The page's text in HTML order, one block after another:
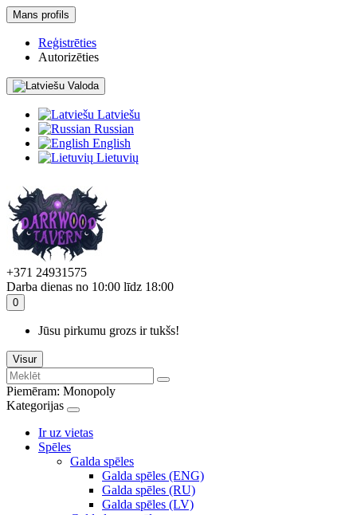
Mans profils
Reģistrēties
Autorizēties
Valoda
Latviešu
Russian
English
Lietuvių
+371 24931575
Darba dienas no 10:00 līdz 18:00
0
Jūsu pirkumu grozs ir tukšs!
Visur
Piemēram: Monopoly
Kategorijas
Ir uz vietas
Spēles
Galda spēles
Galda spēles (ENG)
Galda spēles (RU)
Galda spēles (LV)